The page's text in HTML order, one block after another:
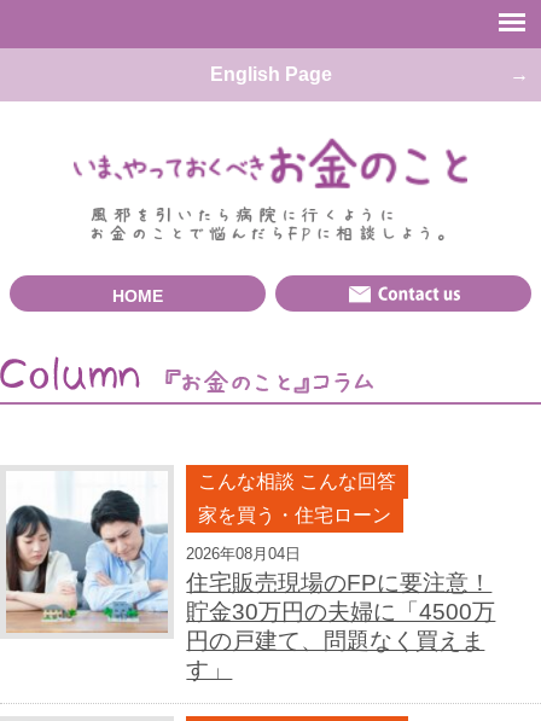
English Page
HOME
こんな相談 こんな回答
家を買う・住宅ローン
2026年08月04日
住宅販売現場のFPに要注意！
貯金30万円の夫婦に「4500万
円の戸建て、問題なく買えま
す」